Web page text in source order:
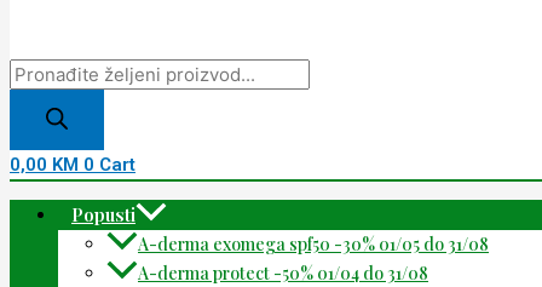
0,00 KM 0 Cart
Popusti
A-derma exomega spf50 -30% 01/05 do 31/08
A-derma protect -50% 01/04 do 31/08